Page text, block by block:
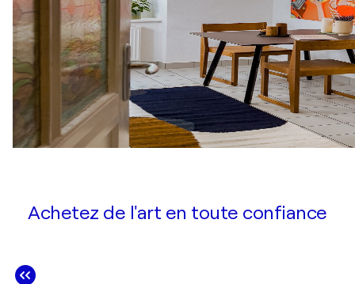
Achetez de l'art en toute confiance